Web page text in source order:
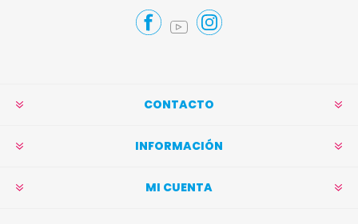
CONTACTO
INFORMACIÓN
MI CUENTA